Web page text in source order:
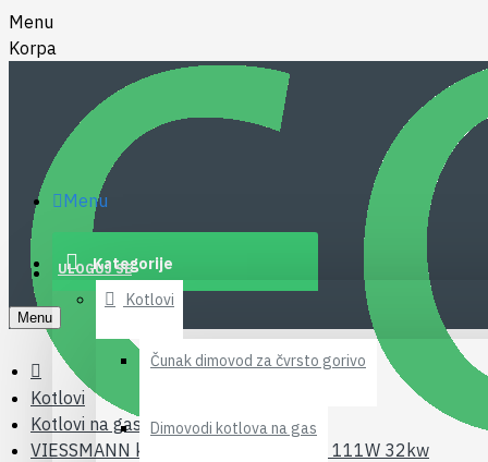
Menu
Korpa
Menu
Kategorije
Kotlovi
Čunak dimovod za čvrsto gorivo
Dimovodi kotlova na gas
ULOGUJ SE
Menu
Kotlovi
Kotlovi na gas
VIESSMANN kotao na gas VITODENS 111W 32kw